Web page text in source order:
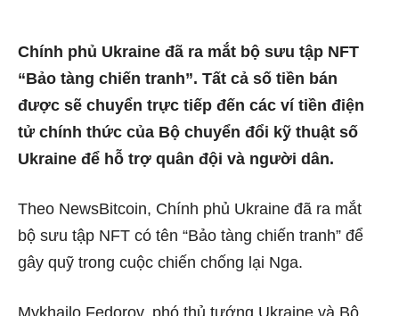
Chính phủ Ukraine đã ra mắt bộ sưu tập NFT
“Bảo tàng chiến tranh”. Tất cả số tiền bán
được sẽ chuyển trực tiếp đến các ví tiền điện
tử chính thức của Bộ chuyển đổi kỹ thuật số
Ukraine để hỗ trợ quân đội và người dân.
Theo NewsBitcoin, Chính phủ Ukraine đã ra mắt
bộ sưu tập NFT có tên “Bảo tàng chiến tranh” để
gây quỹ trong cuộc chiến chống lại Nga.
Mykhailo Fedorov, phó thủ tướng Ukraine và Bộ